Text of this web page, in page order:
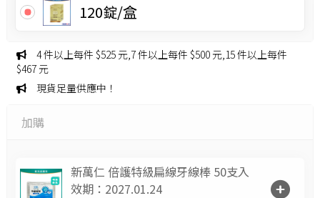
120錠/盒
4 件以上每件 $525 元,7 件以上每件 $500 元,15 件以上每件
$467 元
現貨足量供應中！
加購
新萬仁 倍護特級扁線牙線棒 50支入
效期：2027.01.24